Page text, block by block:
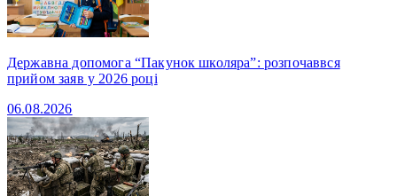
Державна допомога “Пакунок школяра”: розпочаввся
прийом заяв у 2026 році
06.08.2026